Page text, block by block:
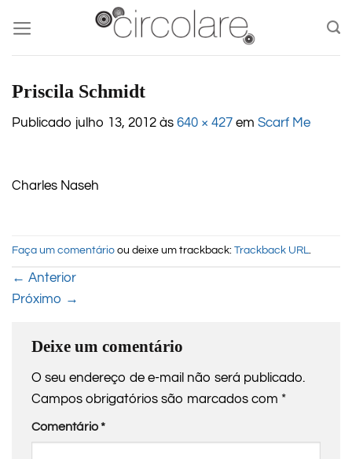
content
Priscila Schmidt
Publicado julho 13, 2012 às 640 × 427 em Scarf Me
Charles Naseh
Faça um comentário ou deixe um trackback: Trackback URL.
← Anterior
Próximo →
Deixe um comentário
O seu endereço de e-mail não será publicado.
Campos obrigatórios são marcados com *
Comentário*